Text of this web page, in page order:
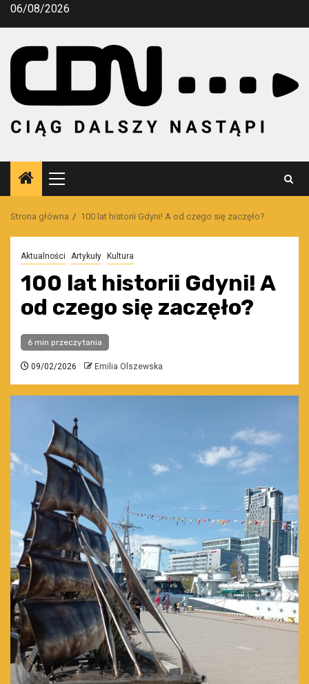
Przejdź
06/08/2026
Menu
główne
Strona główna 100 lat historii Gdyni! A od czego się zaczęło?
Aktualności Artykuły Kultura
100 lat historii Gdyni! A
od czego się zaczęło?
6 min przeczytania
09/02/2026 Emilia Olszewska